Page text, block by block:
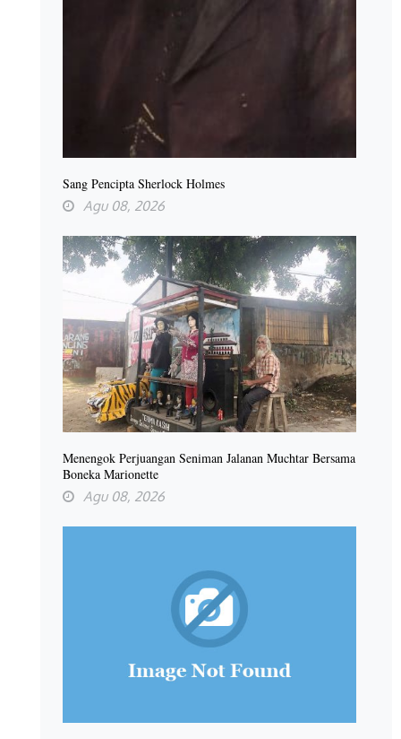
Sang Pencipta Sherlock Holmes
Agu 08, 2026
Menengok Perjuangan Seniman Jalanan Muchtar Bersama
Boneka Marionette
Agu 08, 2026